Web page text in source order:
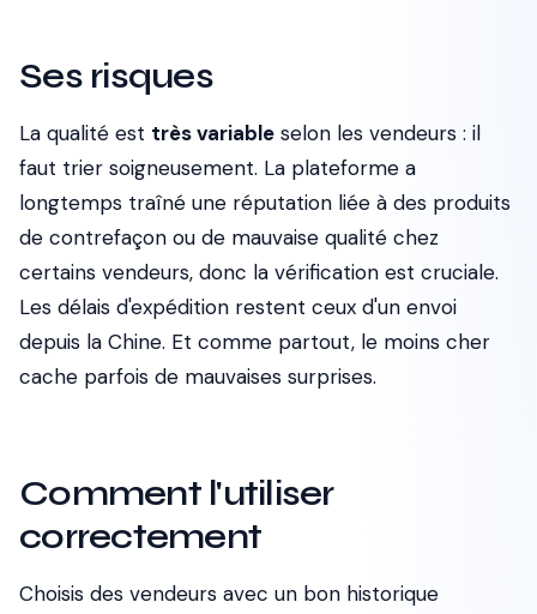
Ses risques
La qualité est très variable selon les vendeurs : il
faut trier soigneusement. La plateforme a
longtemps traîné une réputation liée à des produits
de contrefaçon ou de mauvaise qualité chez
certains vendeurs, donc la vérification est cruciale.
Les délais d'expédition restent ceux d'un envoi
depuis la Chine. Et comme partout, le moins cher
cache parfois de mauvaises surprises.
Comment l'utiliser
correctement
Choisis des vendeurs avec un bon historique